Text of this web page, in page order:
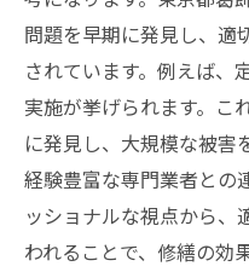
問題を早期に発見し、適
されています。例えば、
実施が挙げられます。こ
に発見し、大規模な被害
経験豊富な専門業者との
ッショナルな視点から、
われることで、修繕の効